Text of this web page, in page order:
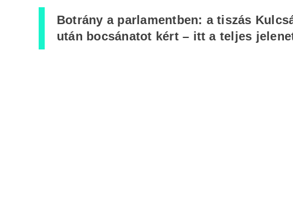
Botrány a parlamentben: a tiszás
után bocsánatot kért – itt a teljes